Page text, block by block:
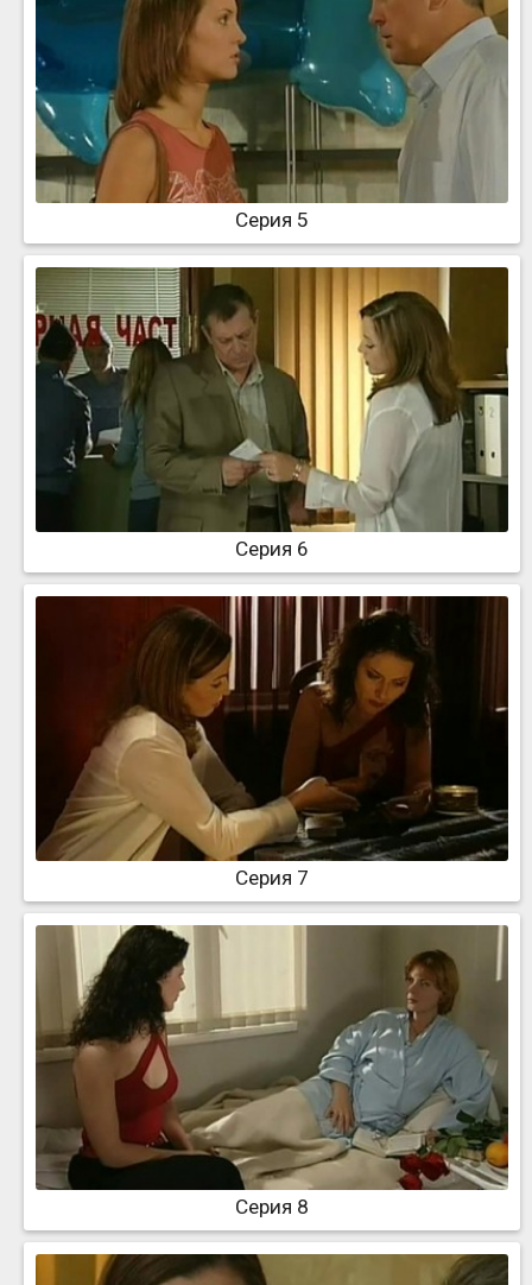
Серия 5
Серия 6
Серия 7
Серия 8